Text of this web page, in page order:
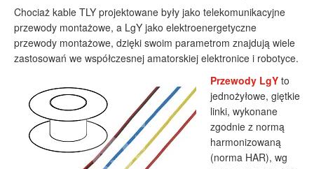
Chociaż kable TLY projektowane były jako telekomunikacyjne
przewody montażowe, a LgY jako elektroenergetyczne
przewody montażowe, dzięki swoim parametrom znajdują wiele
zastosowań we współczesnej amatorskiej elektronice i robotyce.
Przewody LgY to
jednożyłowe, giętkie
linki, wykonane
zgodnie z normą
harmonizowaną
(norma HAR), wg